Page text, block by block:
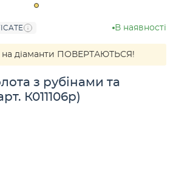
В наявності
на діаманти ПОВЕРТАЮТЬСЯ!
з рубінами та
К011106р)